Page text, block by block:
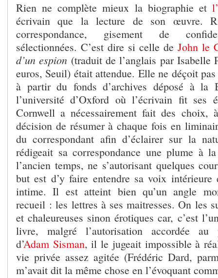
Rien ne complète mieux la biographie et
écrivain que la lecture de son œuvre.
correspondance, gisement de
sélectionnées. C’est dire si celle de John le
d’un espion (traduit de l’anglais par Isabelle
euros, Seuil) était attendue. Elle ne déçoit
à partir du fonds d’archives déposé à la
l’université d’Oxford où l’écrivain fit ses
Cornwell a nécessairement fait des choix,
décision de résumer à chaque fois en
du correspondant afin d’éclairer sur la
rédigeait sa correspondance une plume à
l’ancien temps, ne s’autorisant quelques
but est d’y faire entendre sa voix intérieure
intime. Il est atteint bien qu’un angle
recueil : les lettres à ses maitresses. On les
et chaleureuses sinon érotiques car, c’est
livre, malgré l’autorisation accordée au
d’Adam Sisman, il le jugeait impossible à
vie privée assez agitée (Frédéric Dard,
m’avait dit la même chose en l’évoquant